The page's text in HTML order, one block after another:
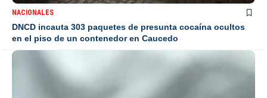
NACIONALES
DNCD incauta 303 paquetes de presunta cocaína ocultos
en el piso de un contenedor en Caucedo